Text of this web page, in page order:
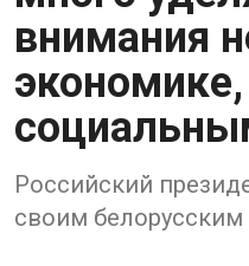
внимания
Российский
своим